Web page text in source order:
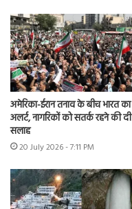
अमेरिका-ईरान तनाव के बीच भारत का
अलर्ट, नागरिकों को सतर्क रहने की दी
सलाह
20 July 2026 - 7:11 PM